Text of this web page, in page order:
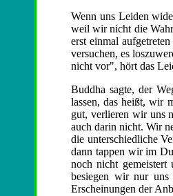
Wenn uns Leiden
weil wir nicht die
erst einmal
versuchen, es
nicht vor", hört das
Buddha sagte, der
lassen, das heißt, wir
gut, verlieren wir uns
auch darin nicht. Wir
die unterschiedliche
dann tappen wir im
noch nicht
besiegen wir nur
Erscheinungen der